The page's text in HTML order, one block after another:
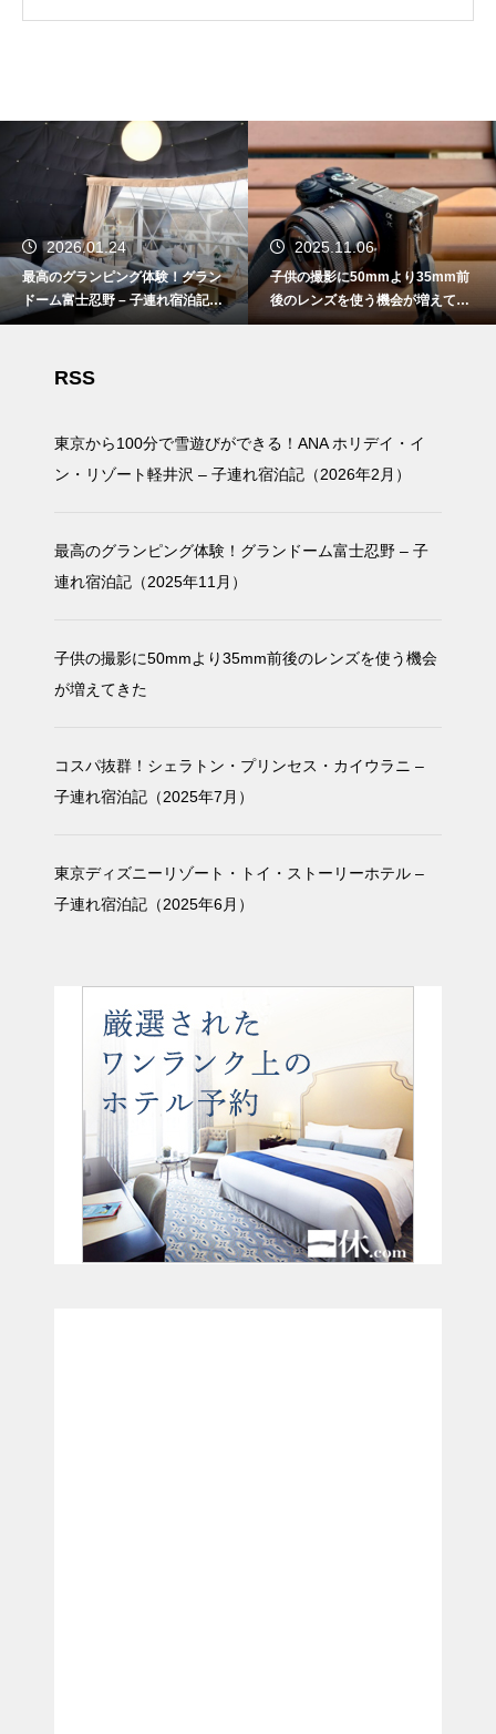
2026.01.24
最高のグランピング体験！グラン
ドーム富士忍野 – 子連れ宿泊記
（2025年11月）
2025.11.06
子供の撮影に50mmより35mm前
後のレンズを使う機会が増えてき
た
RSS
東京から100分で雪遊びができる！ANA ホリデイ・イ
ン・リゾート軽井沢 – 子連れ宿泊記（2026年2月）
最高のグランピング体験！グランドーム富士忍野 – 子
連れ宿泊記（2025年11月）
子供の撮影に50mmより35mm前後のレンズを使う機会
が増えてきた
コスパ抜群！シェラトン・プリンセス・カイウラニ –
子連れ宿泊記（2025年7月）
東京ディズニーリゾート・トイ・ストーリーホテル –
子連れ宿泊記（2025年6月）